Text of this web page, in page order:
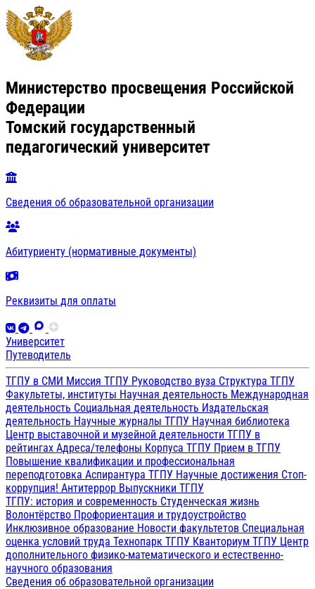
Министерство просвещения Российской
Федерации
Томский государственный
педагогический университет
Сведения об образовательной организации
Абитуриенту (нормативные документы)
Реквизиты для оплаты
Университет
Путеводитель
ТГПУ в СМИ Миссия ТГПУ Руководство вуза Структура ТГПУ
Факультеты, институты Научная деятельность Международная
деятельность Социальная деятельность Издательская
деятельность Научные журналы ТГПУ Научная библиотека
Центр выставочной и музейной деятельности ТГПУ в
рейтингах Адреса/телефоны Корпуса ТГПУ Прием в ТГПУ
Повышение квалификации и профессиональная
переподготовка Аспирантура ТГПУ Научные достижения Стоп-
коррупция! Антитеррор Выпускники ТГПУ
ТГПУ: история и современность Студенческая жизнь
Волонтёрство Профориентация и трудоустройство
Инклюзивное образование Новости факультетов Специальная
оценка условий труда Технопарк ТГПУ Кванториум ТГПУ Центр
дополнительного физико-математического и естественно-
научного образования
Сведения об образовательной организации